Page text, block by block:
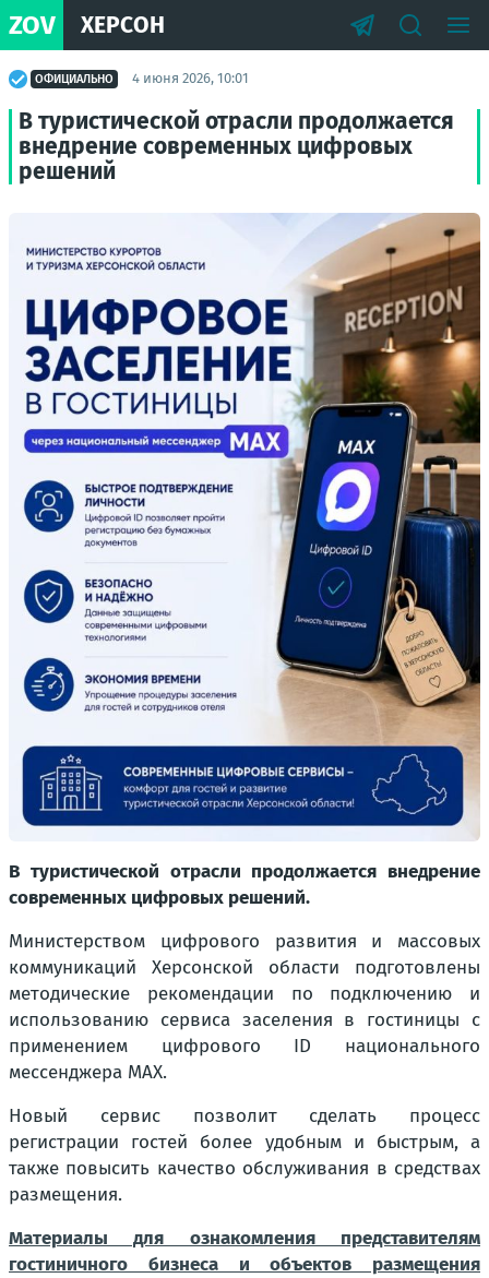
ZOV ХЕРСОН
ОФИЦИАЛЬНО 4 июня 2026, 10:01
В туристической отрасли продолжается
внедрение современных цифровых
решений
В туристической отрасли продолжается внедрение
современных цифровых решений.
Министерством цифрового развития и массовых
коммуникаций Херсонской области подготовлены
методические рекомендации по подключению и
использованию сервиса заселения в гостиницы с
применением цифрового ID национального
мессенджера MAX.
Новый сервис позволит сделать процесс
регистрации гостей более удобным и быстрым, а
также повысить качество обслуживания в средствах
размещения.
Материалы для ознакомления представителям
гостиничного бизнеса и объектов размещения